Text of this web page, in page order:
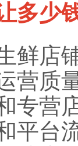
多少
鲜店
营质
专营
平台